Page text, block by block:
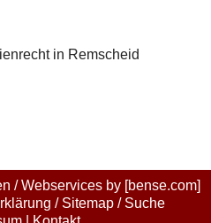
in Remscheid
/ Webservices by [bense.com]
/ Sitemap/ Suche